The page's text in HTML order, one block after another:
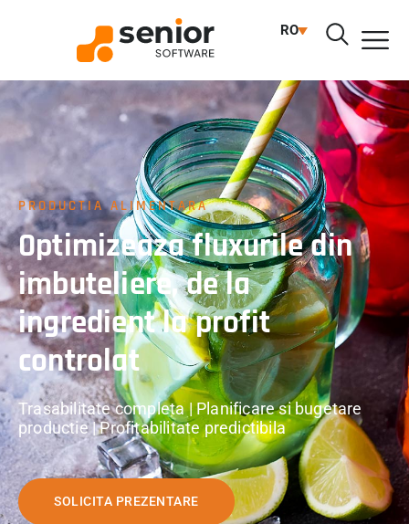
RO
PRODUCTIA ALIMENTARA
Optimizeaza fluxurile din
imbuteliere, de la
ingredient la profit
controlat
Trasabilitate completa | Planificare si bugetare
productie | Profitabilitate predictibila
SOLICITA PREZENTARE